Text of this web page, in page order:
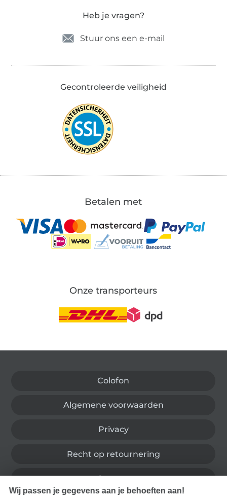
Heb je vragen?
Stuur ons een e-mail
Gecontroleerde veiligheid
Betalen met
Onze transporteurs
Colofon
Algemene voorwaarden
Privacy
Recht op retournering
Contact
Wij passen je gegevens aan je behoeften aan!